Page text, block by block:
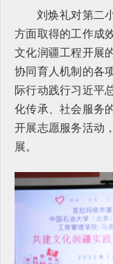
刘焕礼对第二
方面取得的工作成
文化润疆工程开展
协同育人机制的各
际行动践行习近平
化传承、社会服务
开展志愿服务活动
展。